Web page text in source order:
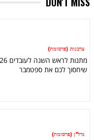
צרכנות (פרסומת)
שיחסוך לכם את ספטמבר
נדל"ן (פרסומת)